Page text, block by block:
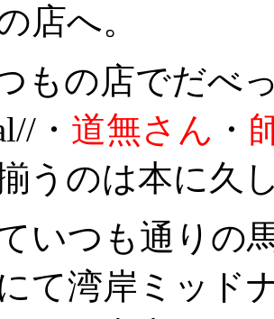
店へ。
もの店でだべ
・ 道無さん ・
うのは本に久
いつも通りの
て湾岸ミッド